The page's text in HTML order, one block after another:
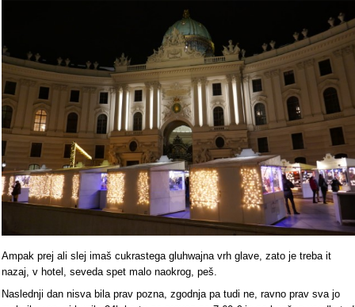
Ampak prej ali slej imaš cukrastega gluhwajna vrh glave, zato je treba it
nazaj, v hotel, seveda spet malo naokrog, peš.
Naslednji dan nisva bila prav pozna, zgodnja pa tudi ne, ravno prav sva jo